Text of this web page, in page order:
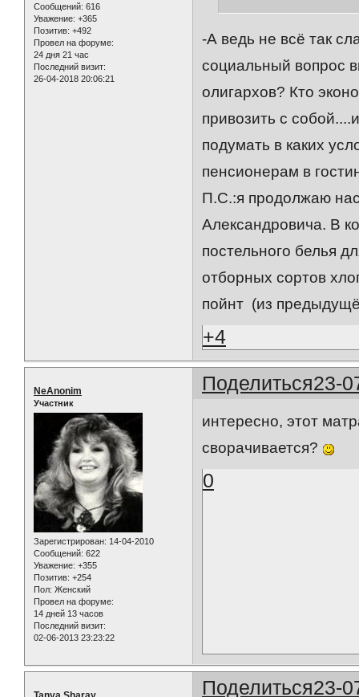
Сообщений: 616
Уважение: +365
Позитив: +492
Провел на форуме:
24 дня 21 час
Последний визит:
26-04-2018 20:06:21
-А ведь не всё так
социальный вопрос
олигархов? Кто
привозить с
подумать в каких
пенсионерам в
П.С.:я продолжаю
Александровича. В
постельного белья
отборных сортов
пойнт (из
+4
Поделиться23-
NeAnonim
Участник
Зарегистрирован: 14-04-2010
Сообщений: 622
Уважение: +355
Позитив: +254
Пол: Женский
Провел на форуме:
14 дней 13 часов
Последний визит:
02-06-2013 23:23:22
интересно, этот
сворачивается?
0
Поделиться23-